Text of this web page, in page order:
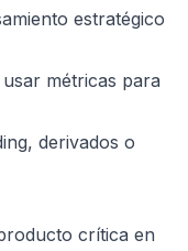
estratégico
métricas para
derivados o
crítica en